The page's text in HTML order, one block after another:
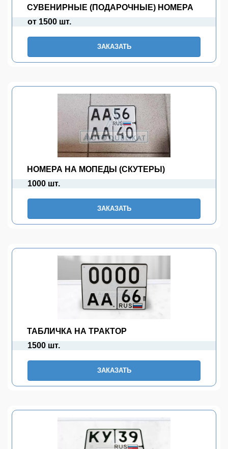
СУВЕНИРНЫЕ (ПОДАРОЧНЫЕ) НОМЕРА
от 1500 шт.
ЗАКАЗАТЬ
НОМЕРА НА МОПЕДЫ (СКУТЕРЫ)
1000 шт.
ЗАКАЗАТЬ
ТАБЛИЧКА НА ТРАКТОР
1500 шт.
ЗАКАЗАТЬ